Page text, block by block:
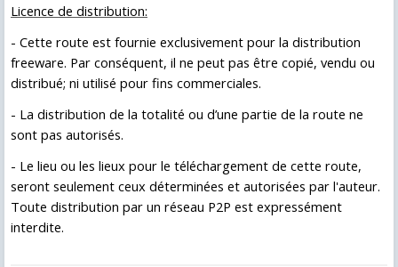
Licence de distribution:
- Cette route est fournie exclusivement pour la distribution
freeware. Par conséquent, il ne peut pas être copié, vendu ou
distribué; ni utilisé pour fins commerciales.
- La distribution de la totalité ou d’une partie de la route ne
sont pas autorisés.
- Le lieu ou les lieux pour le téléchargement de cette route,
seront seulement ceux déterminées et autorisées par l'auteur.
Toute distribution par un réseau P2P est expressément
interdite.